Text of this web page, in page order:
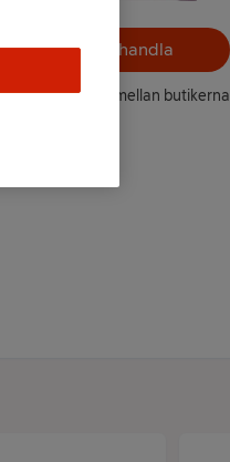
Välj butik och handla
kan variera mellan butikerna